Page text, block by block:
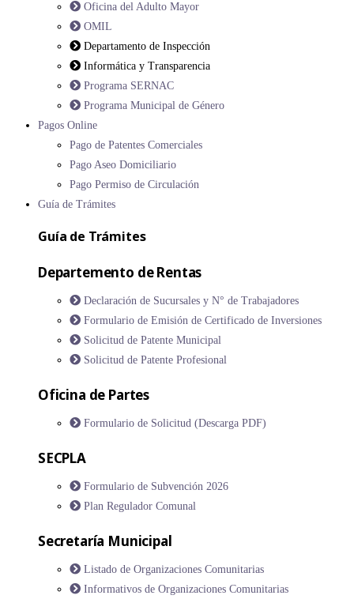
Oficina del Adulto Mayor
OMIL
Departamento de Inspección
Informática y Transparencia
Programa SERNAC
Programa Municipal de Género
Pagos Online
Pago de Patentes Comerciales
Pago Aseo Domiciliario
Pago Permiso de Circulación
Guía de Trámites
Guía de Trámites
Departemento de Rentas
Declaración de Sucursales y N° de Trabajadores
Formulario de Emisión de Certificado de Inversiones
Solicitud de Patente Municipal
Solicitud de Patente Profesional
Oficina de Partes
Formulario de Solicitud (Descarga PDF)
SECPLA
Formulario de Subvención 2026
Plan Regulador Comunal
Secretaría Municipal
Listado de Organizaciones Comunitarias
Informativos de Organizaciones Comunitarias